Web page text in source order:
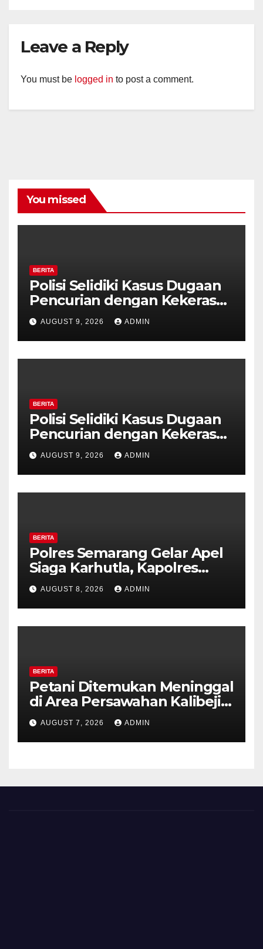
Leave a Reply
You must be logged in to post a comment.
You missed
BERITA
Polisi Selidiki Kasus Dugaan
Pencurian dengan Kekerasan
di Counter HP Royal Phone
Ambarawa.
AUGUST 9, 2026 ADMIN
BERITA
Polisi Selidiki Kasus Dugaan
Pencurian dengan Kekerasan
di Counter HP Royal Phone
Ambarawa.
AUGUST 9, 2026 ADMIN
BERITA
Polres Semarang Gelar Apel
Siaga Karhutla, Kapolres
Tekankan Sinergi dan
Kesiapsiagaan Hadapi Musim
Kemarau.
AUGUST 8, 2026 ADMIN
BERITA
Petani Ditemukan Meninggal
di Area Persawahan Kalibeji,
Polisi Pastikan Tidak Ada
Tanda Kekerasan
AUGUST 7, 2026 ADMIN